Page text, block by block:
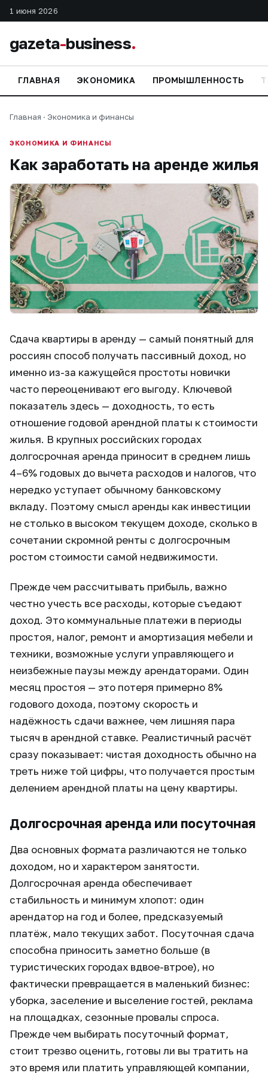
1 июня 2026
gazeta-business.
ГЛАВНАЯ ЭКОНОМИКА ПРОМЫШЛЕННОСТЬ
Главная · Экономика и финансы
ЭКОНОМИКА И ФИНАНСЫ
Как заработать на аренде жилья
Сдача квартиры в аренду — самый понятный для
россиян способ получать пассивный доход, но
именно из-за кажущейся простоты новички
часто переоценивают его выгоду. Ключевой
показатель здесь — доходность, то есть
отношение годовой арендной платы к стоимости
жилья. В крупных российских городах
долгосрочная аренда приносит в среднем лишь
4–6% годовых до вычета расходов и налогов, что
нередко уступает обычному банковскому
вкладу. Поэтому смысл аренды как инвестиции
не столько в высоком текущем доходе, сколько в
сочетании скромной ренты с долгосрочным
ростом стоимости самой недвижимости.
Прежде чем рассчитывать прибыль, важно
честно учесть все расходы, которые съедают
доход. Это коммунальные платежи в периоды
простоя, налог, ремонт и амортизация мебели и
техники, возможные услуги управляющего и
неизбежные паузы между арендаторами. Один
месяц простоя — это потеря примерно 8%
годового дохода, поэтому скорость и
надёжность сдачи важнее, чем лишняя пара
тысяч в арендной ставке. Реалистичный расчёт
сразу показывает: чистая доходность обычно на
треть ниже той цифры, что получается простым
делением арендной платы на цену квартиры.
Долгосрочная аренда или посуточная
Два основных формата различаются не только
доходом, но и характером занятости.
Долгосрочная аренда обеспечивает
стабильность и минимум хлопот: один
арендатор на год и более, предсказуемый
платёж, мало текущих забот. Посуточная сдача
способна приносить заметно больше (в
туристических городах вдвое-втрое), но
фактически превращается в маленький бизнес:
уборка, заселение и выселение гостей, реклама
на площадках, сезонные провалы спроса.
Прежде чем выбирать посуточный формат,
стоит трезво оценить, готовы ли вы тратить на
это время или платить управляющей компании,